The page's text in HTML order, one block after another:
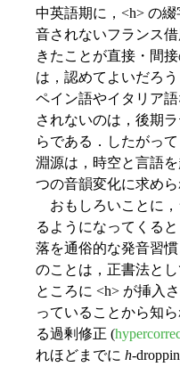
中英語期に，<h> の
音されないフランス
きたことが直接・間
は，認めてよいだろ
ペイン語やイタリア
されないのは，後期
らである．したがっ
淵源は，時空と言語
つの音韻変化に求めら
おもしろいことに，
るようになってくる
落を通俗的な発音習
のことは，正書法と
ところに <h> が挿入
っていることから知
る過剰修正 (
れほどまでに h-